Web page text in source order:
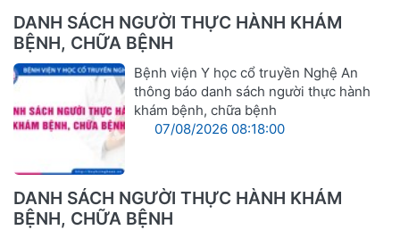
DANH SÁCH NGƯỜI THỰC HÀNH KHÁM
BỆNH, CHỮA BỆNH
Bệnh viện Y học cổ truyền Nghệ An
thông báo danh sách người thực hành
khám bệnh, chữa bệnh
07/08/2026 08:18:00
DANH SÁCH NGƯỜI THỰC HÀNH KHÁM
BỆNH, CHỮA BỆNH